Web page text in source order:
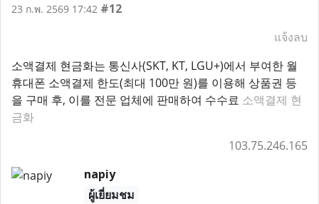
23 ก.พ. 2569 17:42 #12
แจ้งลบ
소액결제 현금화는 통신사(SKT, KT, LGU+)에서 부여한 월
휴대폰 소액결제 한도(최대 100만 원)를 이용해 상품권 등
을 구매 후, 이를 전문 업체에 판매하여 수수료 소액결제 현
금화
103.75.246.165
napiy
ผู้เยี่ยมชม